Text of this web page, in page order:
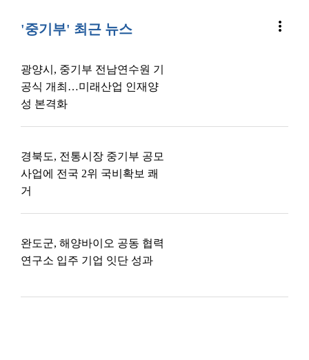
'중기부' 최근 뉴스 more_vert
광양시, 중기부 전남연수원 기
공식 개최…미래산업 인재양
성 본격화
경북도, 전통시장 중기부 공모
사업에 전국 2위 국비확보 쾌
거
완도군, 해양바이오 공동 협력
연구소 입주 기업 잇단 성과